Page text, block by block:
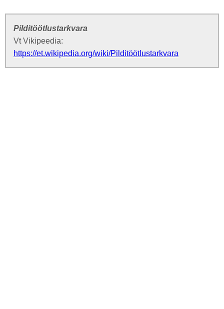
Pilditöötlustarkvara
Vt Vikipeedia:
https://et.wikipedia.org/wiki/Pilditöötlustarkvara